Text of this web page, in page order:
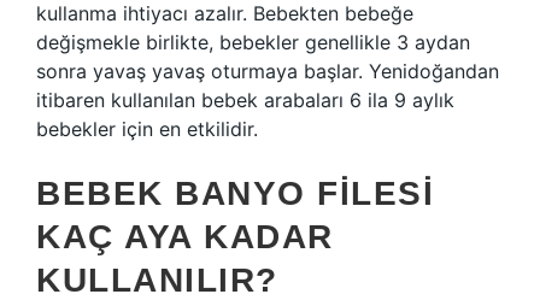
kullanma ihtiyacı azalır. Bebekten bebeğe
değişmekle birlikte, bebekler genellikle 3 aydan
sonra yavaş yavaş oturmaya başlar. Yenidoğandan
itibaren kullanılan bebek arabaları 6 ila 9 aylık
bebekler için en etkilidir.
BEBEK BANYO FILESI
KAÇ AYA KADAR
KULLANILIR?